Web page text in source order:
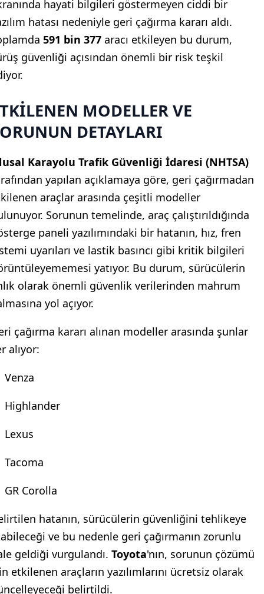
hayati bilgileri göstermeyen ciddi bir
hatası nedeniyle geri çağırma kararı aldı.
591 bin 377 aracı etkileyen bu durum,
güvenliği açısından önemli bir risk teşkil
MODELLER VE
DETAYLARI
Karayolu Trafik Güvenliği İdaresi (NHTSA)
yapılan açıklamaya göre, geri çağırmadan
araçlar arasında çeşitli modeller
Sorunun temelinde, araç çalıştırıldığında
paneli yazılımındaki bir hatanın, hız, fren
uyarıları ve lastik basıncı gibi kritik bilgileri
yatıyor. Bu durum, sürücülerin
olarak önemli güvenlik verilerinden mahrum
yol açıyor.
çağırma kararı alınan modeller arasında şunlar
alıyor:
Venza
Highlander
Lexus
Tacoma
GR Corolla
hatanın, sürücülerin güvenliğini tehlikeye
ve bu nedenle geri çağırmanın zorunlu
geldiği vurgulandı. Toyota'nın, sorunun çözümü
etkilenen araçların yazılımlarını ücretsiz olarak
belirtildi.